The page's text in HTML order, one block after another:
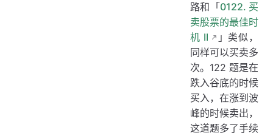
路和「 0122. 买
卖股票的最佳时
机 II
」类似，
同样可以买卖多
次。122 题是在
跌入谷底的时候
买入，在涨到波
峰的时候卖出，
这道题多了手续